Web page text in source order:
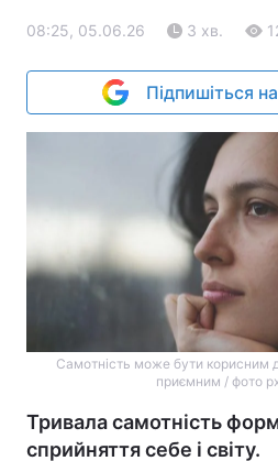
08:25, 05.06.26 3 хв.
Підпишіться
Самотність може бути корисним
приємним / фото
Тривала самотність
сприйняття себе і світу.